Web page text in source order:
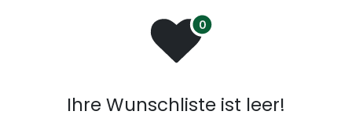
Ihre Wunschliste ist leer!